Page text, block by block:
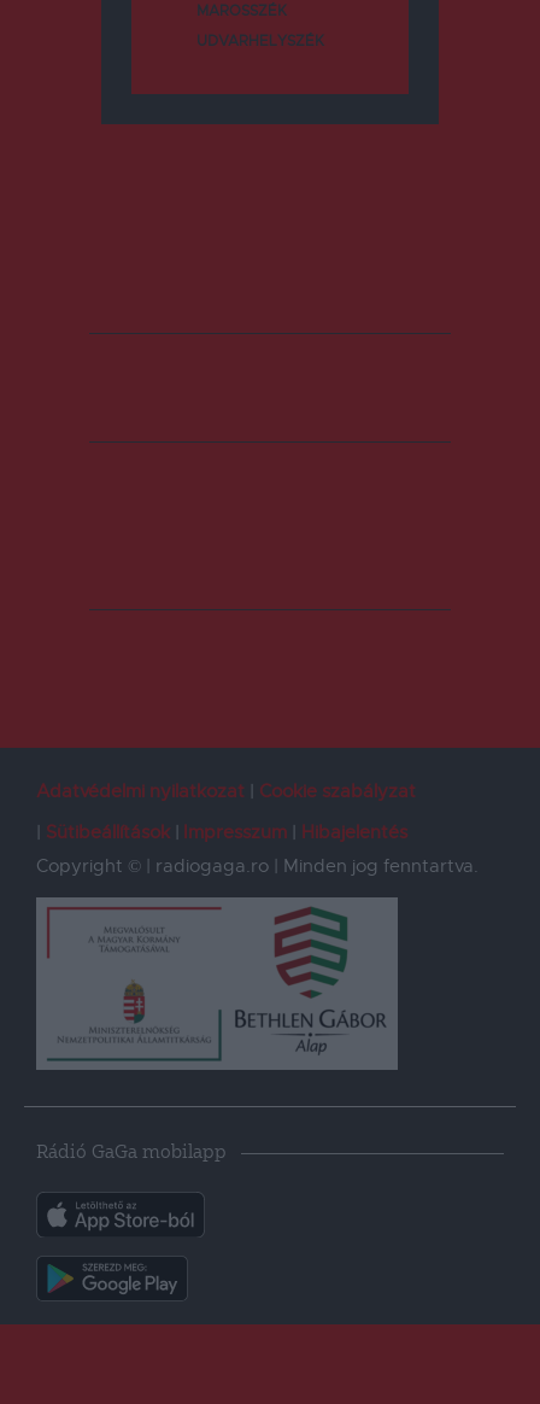
MAROSSZÉK
UDVARHELYSZÉK
Adatvédelmi nyilatkozat
Cookie szabályzat
Sütibeállítások
Impresszum
Hibajelentés
Copyright © | radiogaga.ro | Minden jog fenntartva.
Rádió GaGa mobilapp